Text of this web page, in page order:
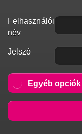
Felhasználói
név
Jelszó
Egyéb opciók